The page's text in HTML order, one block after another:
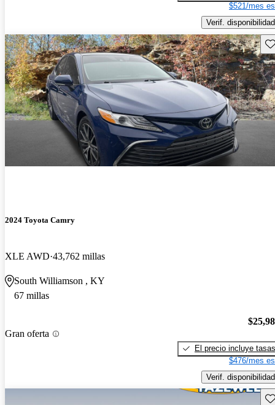
$521/mes
Verif. disponibilidad
2024 Toyota Camry
XLE AWD 43,762 millas
South Williamson , KY
67 millas
Gran oferta
El precio incluye tasas
$476/mes
Verif. disponibilidad